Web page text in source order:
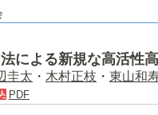
による新規な高活性
圭太 ・ 木村正枝 ・ 東山和
PDF